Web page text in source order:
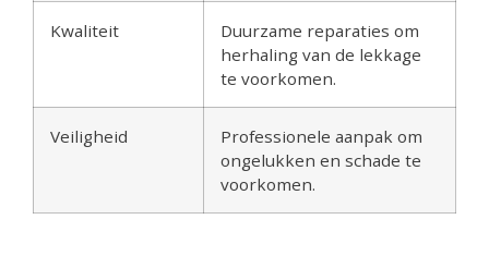
Kwaliteit
Duurzame reparaties om
herhaling van de lekkage
te voorkomen.
Veiligheid
Professionele aanpak om
ongelukken en schade te
voorkomen.